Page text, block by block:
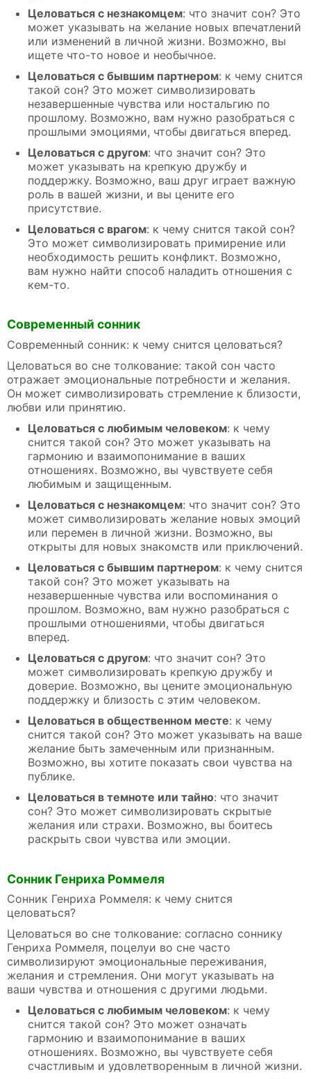
Целоваться с незнакомцем: что значит сон? Это
может указывать на желание новых впечатлений
или изменений в личной жизни. Возможно, вы
ищете что-то новое и необычное.
Целоваться с бывшим партнером: к чему снится
такой сон? Это может символизировать
незавершенные чувства или ностальгию по
прошлому. Возможно, вам нужно разобраться с
прошлыми эмоциями, чтобы двигаться вперед.
Целоваться с другом: что значит сон? Это
может указывать на крепкую дружбу и
поддержку. Возможно, ваш друг играет важную
роль в вашей жизни, и вы цените его
присутствие.
Целоваться с врагом: к чему снится такой сон?
Это может символизировать примирение или
необходимость решить конфликт. Возможно,
вам нужно найти способ наладить отношения с
кем-то.
Современный сонник
Современный сонник: к чему снится целоваться?
Целоваться во сне толкование: такой сон часто
отражает эмоциональные потребности и желания.
Он может символизировать стремление к близости,
любви или принятию.
Целоваться с любимым человеком: к чему
снится такой сон? Это может указывать на
гармонию и взаимопонимание в ваших
отношениях. Возможно, вы чувствуете себя
любимым и защищенным.
Целоваться с незнакомцем: что значит сон? Это
может символизировать желание новых эмоций
или перемен в личной жизни. Возможно, вы
открыты для новых знакомств или приключений.
Целоваться с бывшим партнером: к чему снится
такой сон? Это может указывать на
незавершенные чувства или воспоминания о
прошлом. Возможно, вам нужно разобраться с
прошлыми отношениями, чтобы двигаться
вперед.
Целоваться с другом: что значит сон? Это
может символизировать крепкую дружбу и
доверие. Возможно, вы цените эмоциональную
поддержку и близость с этим человеком.
Целоваться в общественном месте: к чему
снится такой сон? Это может указывать на ваше
желание быть замеченным или признанным.
Возможно, вы хотите показать свои чувства на
публике.
Целоваться в темноте или тайно: что значит
сон? Это может символизировать скрытые
желания или страхи. Возможно, вы боитесь
раскрыть свои чувства или эмоции.
Сонник Генриха Роммеля
Сонник Генриха Роммеля: к чему снится
целоваться?
Целоваться во сне толкование: согласно соннику
Генриха Роммеля, поцелуи во сне часто
символизируют эмоциональные переживания,
желания и стремления. Они могут указывать на
ваши чувства и отношения с другими людьми.
Целоваться с любимым человеком: к чему
снится такой сон? Это может означать
гармонию и взаимопонимание в ваших
отношениях. Возможно, вы чувствуете себя
счастливым и удовлетворенным в личной жизни.